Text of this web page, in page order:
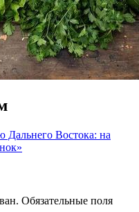
Дальнего Востока: на
Обязательные поля